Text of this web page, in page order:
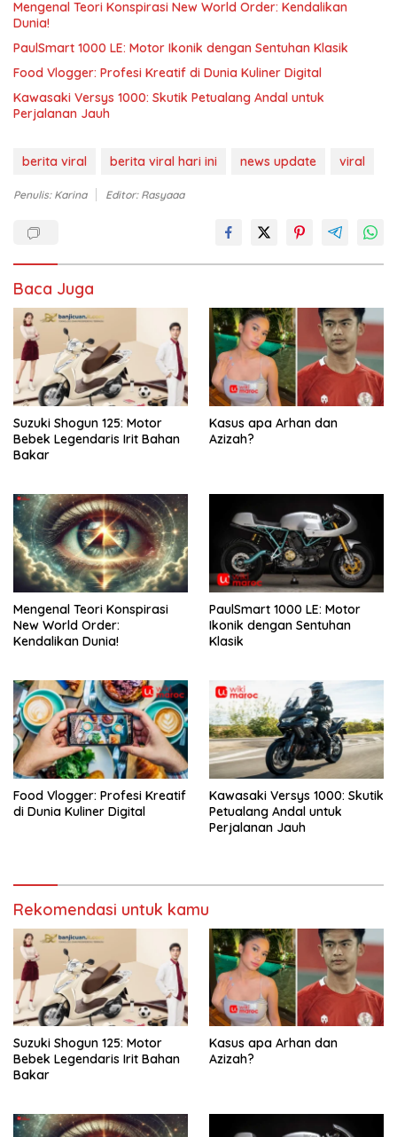
Mengenal Teori Konspirasi New World Order: Kendalikan
Dunia!
PaulSmart 1000 LE: Motor Ikonik dengan Sentuhan Klasik
Food Vlogger: Profesi Kreatif di Dunia Kuliner Digital
Kawasaki Versys 1000: Skutik Petualang Andal untuk
Perjalanan Jauh
berita viral berita viral hari ini news update viral
Penulis: Karina Editor: Rasyaaa
Baca Juga
Suzuki Shogun 125: Motor
Bebek Legendaris Irit Bahan
Bakar
Kasus apa Arhan dan
Azizah?
Mengenal Teori Konspirasi
New World Order:
Kendalikan Dunia!
PaulSmart 1000 LE: Motor
Ikonik dengan Sentuhan
Klasik
Food Vlogger: Profesi Kreatif
di Dunia Kuliner Digital
Kawasaki Versys 1000: Skutik
Petualang Andal untuk
Perjalanan Jauh
Rekomendasi untuk kamu
Suzuki Shogun 125: Motor
Bebek Legendaris Irit Bahan
Bakar
Kasus apa Arhan dan
Azizah?